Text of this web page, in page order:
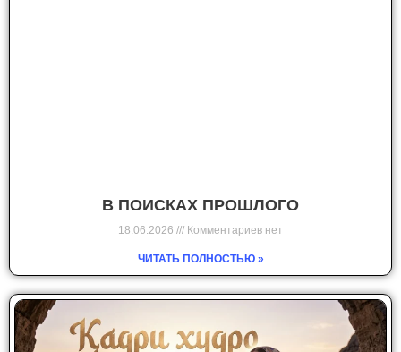
В ПОИСКАХ ПРОШЛОГО
18.06.2026 Комментариев нет
ЧИТАТЬ ПОЛНОСТЬЮ »